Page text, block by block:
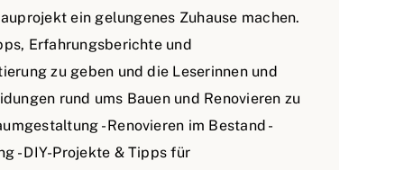
ein gelungenes Zuhause machen.
Erfahrungsberichte und
zu geben und die Leserinnen und
rund ums Bauen und Renovieren zu
- Renovieren im Bestand -
- DIY-Projekte & Tipps für